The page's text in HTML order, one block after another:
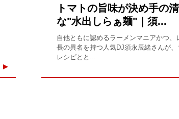
トマトの旨味が決め手の
な"水出しらぁ麺"｜須...
自他ともに認めるラーメンマニアかつ、
長の異名を持つ人気DJ須永辰緒さんが、
レシピとと...